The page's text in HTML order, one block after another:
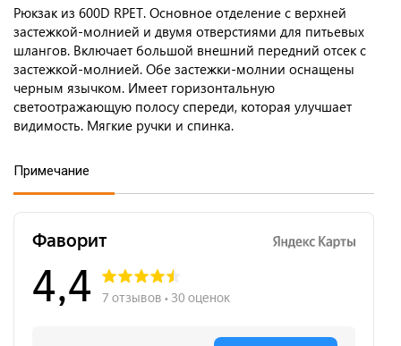
Рюкзак из 600D RPET. Основное отделение с верхней
застежкой-молнией и двумя отверстиями для питьевых
шлангов. Включает большой внешний передний отсек с
застежкой-молнией. Обе застежки-молнии оснащены
черным язычком. Имеет горизонтальную
светоотражающую полосу спереди, которая улучшает
видимость. Мягкие ручки и спинка.
Примечание